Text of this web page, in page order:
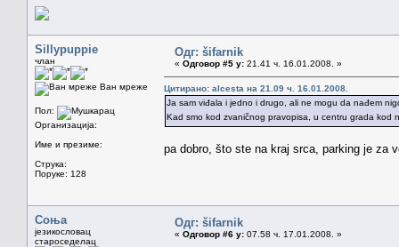
Sillypuppie
члан
Ван мреже
Пол:
Организација:
Име и презиме:
Струка:
Поруке: 128
Одг: šifarnik
« Одговор #5 у: 21.41 ч. 16.01.2008. »
Цитирано: alcesta на 21.09 ч. 16.01.2008.
Ja sam viđala i jedno i drugo, ali ne mogu da nađem
Kad smo kod zvaničnog pravopisa, u centru grada kod
pa dobro, što ste na kraj srca, parking je za
Соња
језикословац
староседелац
Одг: šifarnik
« Одговор #6 у: 07.58 ч. 17.01.2008. »